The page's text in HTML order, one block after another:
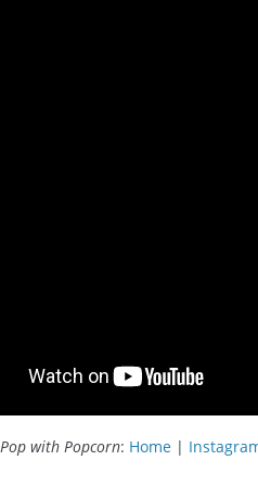
Pop with Popcorn: Home |